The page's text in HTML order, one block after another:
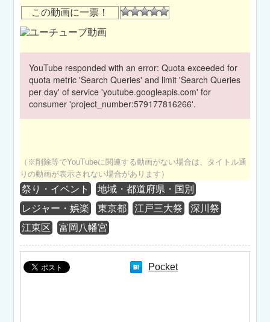
この動画に一票！
YouTube responded with an error: Quota exceeded for
quota metric 'Search Queries' and limit 'Search Queries
per day' of service 'youtube.googleapis.com' for
consumer 'project_number:579177816266'.
（※削除等でYouTubeに関連する動画がない場合は、タイトル通
りの動画が表示されない場合があります）
祭り・イベント
地域・都道府県・国別
レジャー・娯楽
東京都 江戸三大祭
深川祭
江東区
富岡八幡宮
Pocket